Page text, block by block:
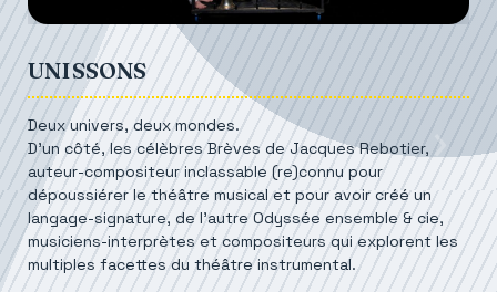
UNISSONS
Deux univers, deux mondes.
D'un côté, les célèbres Brèves de Jacques Rebotier,
auteur-compositeur inclassable (re)connu pour
dépoussiérer le théâtre musical et pour avoir créé un
langage-signature, de l'autre Odyssée ensemble & cie,
musiciens-interprètes et compositeurs qui explorent les
multiples facettes du théâtre instrumental.